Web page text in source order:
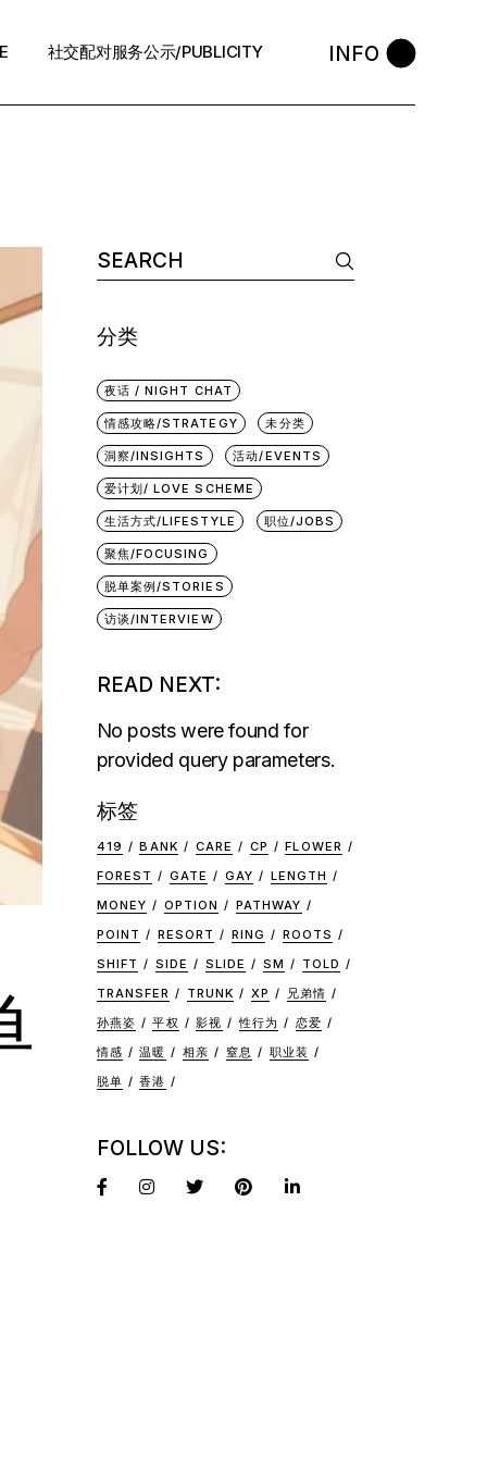
社交配对服务公示/PUBLICITY
预约咨询 / Book
INFO
Search
for:
分类
夜话 / NIGHT CHAT
情感攻略/STRATEGY 未分类
洞察/INSIGHTS 活动/EVENTS
爱计划/ LOVE SCHEME
生活方式/LIFESTYLE 职位/JOBS
聚焦/FOCUSING
脱单案例/STORIES
访谈/INTERVIEW
READ NEXT:
No posts were found for
provided query parameters.
标签
419 BANK CARE CP
FLOWER
FOREST
GATE GAY
LENGTH
MONEY
OPTION
PATHWAY
POINT
RESORT RING
ROOTS
SHIFT
SIDE SLIDE SM
TOLD
TRANSFER
TRUNK XP
兄弟情
孙燕姿
平权 影视 性行为
恋爱
情感
温暖 相亲 窒息
职业装
脱单
香港
FOLLOW US: